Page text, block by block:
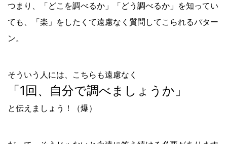
つまり、「どこを調べるか」「どう調べるか」を知ってい
ても、「楽」をしたくて遠慮なく質問してこられるパター
ン。
そういう人には、こちらも遠慮なく
「1回、自分で調べましょうか」
と伝えましょう！（爆）